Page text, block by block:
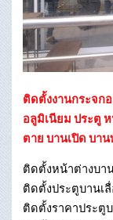
ติดตั้งงานกระจก
อลูมิเนียม ประตู
ตาย บานเปิด บา
ติดตั้งหน้าต่างบา
ติดตั้งประตูบานเ
ติดตั้งราคาประตู